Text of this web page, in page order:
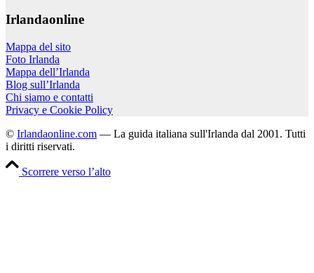
Irlandaonline
Mappa del sito
Foto Irlanda
Mappa dell’Irlanda
Blog sull’Irlanda
Chi siamo e contatti
Privacy e Cookie Policy
© Irlandaonline.com — La guida italiana sull'Irlanda dal 2001. Tutti
i diritti riservati.
Scorrere verso l’alto